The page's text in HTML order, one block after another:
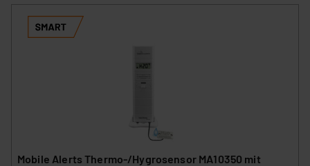
Mobile Alerts Thermo-/Hygrosensor MA10350 mit